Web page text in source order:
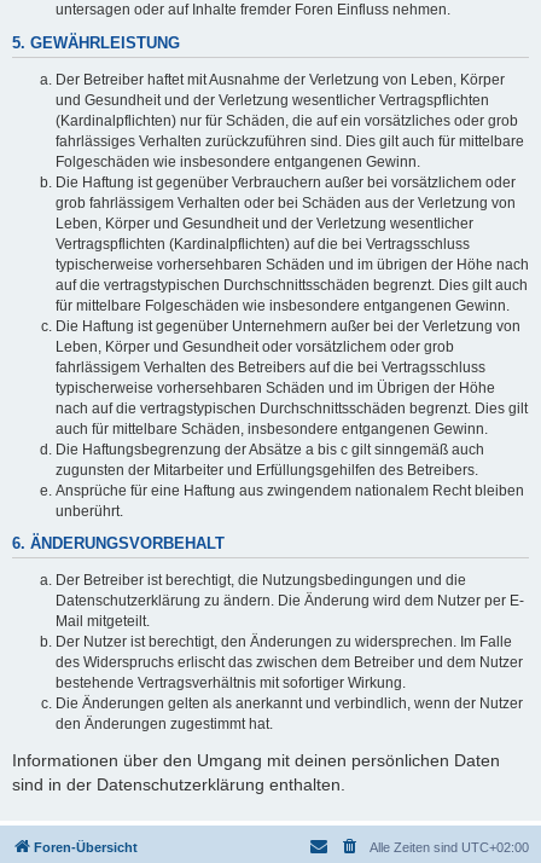
untersagen oder auf Inhalte fremder Foren Einfluss nehmen.
5. GEWÄHRLEISTUNG
Der Betreiber haftet mit Ausnahme der Verletzung von Leben, Körper
und Gesundheit und der Verletzung wesentlicher Vertragspflichten
(Kardinalpflichten) nur für Schäden, die auf ein vorsätzliches oder grob
fahrlässiges Verhalten zurückzuführen sind. Dies gilt auch für mittelbare
Folgeschäden wie insbesondere entgangenen Gewinn.
Die Haftung ist gegenüber Verbrauchern außer bei vorsätzlichem oder
grob fahrlässigem Verhalten oder bei Schäden aus der Verletzung von
Leben, Körper und Gesundheit und der Verletzung wesentlicher
Vertragspflichten (Kardinalpflichten) auf die bei Vertragsschluss
typischerweise vorhersehbaren Schäden und im übrigen der Höhe nach
auf die vertragstypischen Durchschnittsschäden begrenzt. Dies gilt auch
für mittelbare Folgeschäden wie insbesondere entgangenen Gewinn.
Die Haftung ist gegenüber Unternehmern außer bei der Verletzung von
Leben, Körper und Gesundheit oder vorsätzlichem oder grob
fahrlässigem Verhalten des Betreibers auf die bei Vertragsschluss
typischerweise vorhersehbaren Schäden und im Übrigen der Höhe
nach auf die vertragstypischen Durchschnittsschäden begrenzt. Dies gilt
auch für mittelbare Schäden, insbesondere entgangenen Gewinn.
Die Haftungsbegrenzung der Absätze a bis c gilt sinngemäß auch
zugunsten der Mitarbeiter und Erfüllungsgehilfen des Betreibers.
Ansprüche für eine Haftung aus zwingendem nationalem Recht bleiben
unberührt.
6. ÄNDERUNGSVORBEHALT
Der Betreiber ist berechtigt, die Nutzungsbedingungen und die
Datenschutzerklärung zu ändern. Die Änderung wird dem Nutzer per E-
Mail mitgeteilt.
Der Nutzer ist berechtigt, den Änderungen zu widersprechen. Im Falle
des Widerspruchs erlischt das zwischen dem Betreiber und dem Nutzer
bestehende Vertragsverhältnis mit sofortiger Wirkung.
Die Änderungen gelten als anerkannt und verbindlich, wenn der Nutzer
den Änderungen zugestimmt hat.
Informationen über den Umgang mit deinen persönlichen Daten
sind in der Datenschutzerklärung enthalten.
Foren-Übersicht Alle Zeiten sind UTC+02:00